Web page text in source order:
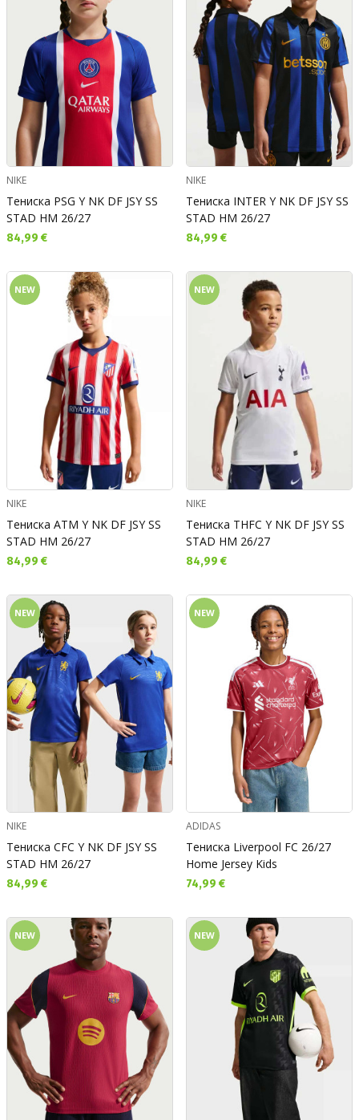
NIKE
Тениска PSG Y NK DF JSY SS
STAD HM 26/27
Текуща цена:
84,99 €
NIKE
Тениска INTER Y NK DF JSY SS
STAD HM 26/27
Текуща цена:
84,99 €
NEW
NIKE
Тениска ATM Y NK DF JSY SS
STAD HM 26/27
Текуща цена:
84,99 €
NEW
NIKE
Тениска THFC Y NK DF JSY SS
STAD HM 26/27
Текуща цена:
84,99 €
NEW
NIKE
Тениска CFC Y NK DF JSY SS
STAD HM 26/27
Текуща цена:
84,99 €
NEW
ADIDAS
Тениска Liverpool FC 26/27
Home Jersey Kids
Текуща цена:
74,99 €
NEW NEW